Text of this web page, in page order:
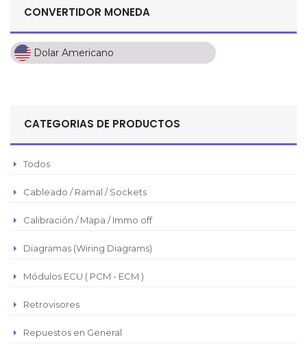
CONVERTIDOR MONEDA
Dolar Americano
Dolar Americano
Pesos Mexicanos
Euro
Real Brasilero
CATEGORIAS DE PRODUCTOS
Todos
Cableado / Ramal / Sockets
Calibración / Mapa / Immo off
Diagramas (Wiring Diagrams)
Módulos ECU ( PCM - ECM )
Retrovisores
Repuestos en General